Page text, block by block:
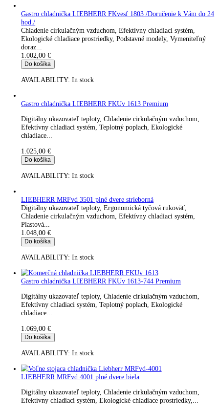
AVAILABILITY:
Gastro chladnička LIEBHERR FKUv 1610-744 Premium
Digitálny ukazovateľ teploty, Chladenie cirkulačným
Efektívny chladiaci systém, Teplotný poplach, Ekologické
chladiace...
Gastro chladnička LIEBHERR FKvesf 1803 /Doručenie k
hod./
Chladenie cirkulačným vzduchom, Efektívny chladiaci systém,
Ekologické chladiace prostriedky, Podstavné modely,
doraz...
Do košíka
AVAILABILITY:In stock
Gastro chladnička LIEBHERR FKUv 1613 Premium
Digitálny ukazovateľ teploty, Chladenie cirkulačným
chladiace...
1.025,00€
Do košíka
Digitálny ukazovateľ teploty, Ergonomická tyčová rukoväť,
Chladenie cirkulačným vzduchom, Efektívny chladiaci systém,
Plastová...
1.048,00€
Do košíka